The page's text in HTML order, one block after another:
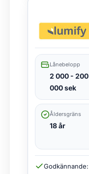
Lånebelopp
2 000 - 200
000 sek
Åldersgräns
18 år